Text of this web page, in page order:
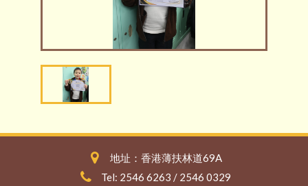
地址：香港薄扶林道69A
Tel: 2546 6263 / 2546 0329